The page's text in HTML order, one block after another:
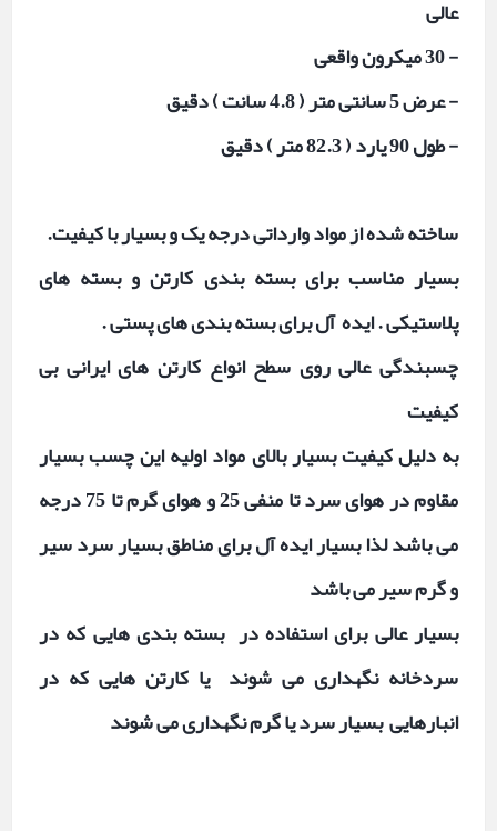
عالی
-30 میکرون واقعی
- عرض 5 سانتی متر ( 4.8 سانت ) دقیق
-طول 90 یارد ( 82.3 متر ) دقیق
ساخته شده از مواد وارداتی درجه یک و بسیار با کیفیت.
بسیار مناسب برای بسته بندی کارتن و بسته های
پلاستیکی . ایده آل برای بسته بندی های پستی .
چسبندگی عالی روی سطح انواع کارتن های ایرانی بی
کیفیت
به دلیل کیفیت بسیار بالای مواد اولیه این چسب بسیار
مقاوم در هوای سرد تا منفی 25 و هوای گرم تا 75 درجه
می باشد لذا بسیار ایده آل برای مناطق بسیار سرد سیر
و گرم سیر می باشد
بسیار عالی برای استفاده در بسته بندی هایی که در
سردخانه نگهداری می شوند یا کارتن هایی که در
انبارهایی بسیار سرد یا گرم نگهداری می شوند